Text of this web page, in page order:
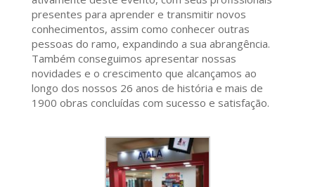
presentes para aprender e transmitir novos
conhecimentos, assim como conhecer outras
pessoas do ramo, expandindo a sua abrangência.
Também conseguimos apresentar nossas
novidades e o crescimento que alcançamos ao
longo dos nossos 26 anos de história e mais de
1900 obras concluídas com sucesso e satisfação.